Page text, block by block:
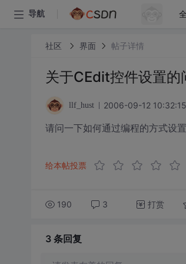
导航
社区 界面 帖子详情
关于CEdit控件设置的
llf_hust 2006-09-12 10:32:15
请问一下如何通过编程的方式设
给本帖投票
190 3 打赏
3 条回复